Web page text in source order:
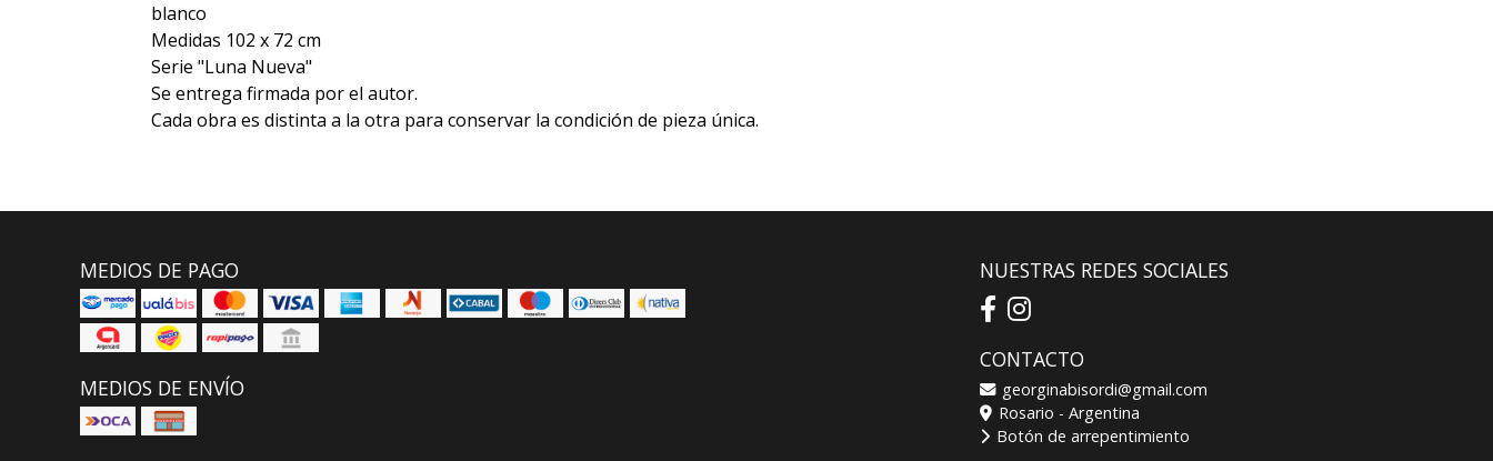
blanco
Medidas 102 x 72 cm
Serie "Luna Nueva"
Se entrega firmada por el autor.
Cada obra es distinta a la otra para conservar la condición de pieza única.
MEDIOS DE PAGO
MEDIOS DE ENVÍO
NUESTRAS REDES SOCIALES
CONTACTO
georginabisordi@gmail.com
Rosario - Argentina
Botón de arrepentimiento